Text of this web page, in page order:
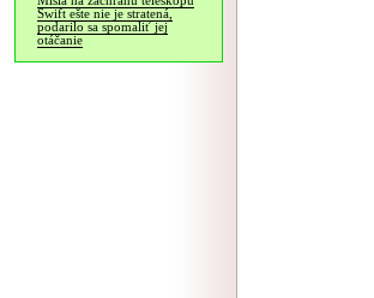
Swift ešte nie je stratená,
podarilo sa spomaliť jej
otáčanie